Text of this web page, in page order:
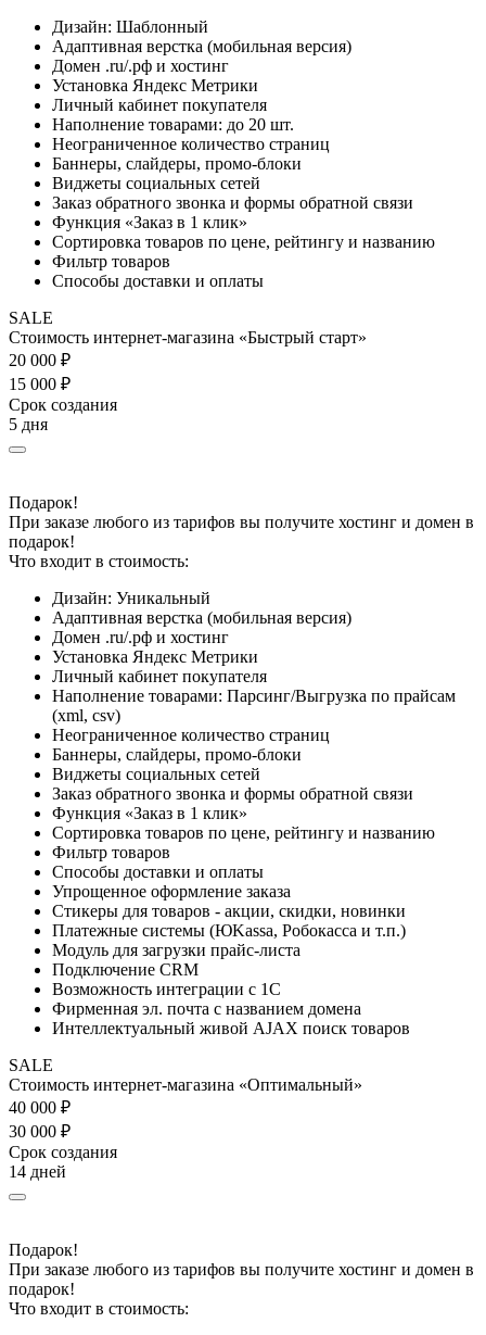
Дизайн: Шаблонный
Адаптивная верстка (мобильная версия)
Домен .ru/.рф и хостинг
Установка Яндекс Метрики
Личный кабинет покупателя
Наполнение товарами: до 20 шт.
Неограниченное количество страниц
Баннеры, слайдеры, промо-блоки
Виджеты социальных сетей
Заказ обратного звонка и формы обратной связи
Функция «Заказ в 1 клик»
Сортировка товаров по цене, рейтингу и названию
Фильтр товаров
Способы доставки и оплаты
SALE
Стоимость интернет-магазина «Быстрый старт»
20 000 ₽
15 000 ₽
Срок создания
5 дня
Подарок!
При заказе любого из тарифов вы получите хостинг и домен в
подарок!
Что входит в стоимость:
Дизайн: Уникальный
Адаптивная верстка (мобильная версия)
Домен .ru/.рф и хостинг
Установка Яндекс Метрики
Личный кабинет покупателя
Наполнение товарами: Парсинг/Выгрузка по прайсам
(xml, csv)
Неограниченное количество страниц
Баннеры, слайдеры, промо-блоки
Виджеты социальных сетей
Заказ обратного звонка и формы обратной связи
Функция «Заказ в 1 клик»
Сортировка товаров по цене, рейтингу и названию
Фильтр товаров
Способы доставки и оплаты
Упрощенное оформление заказа
Стикеры для товаров - акции, скидки, новинки
Платежные системы (ЮKassa, Робокасса и т.п.)
Модуль для загрузки прайс-листа
Подключение CRM
Возможность интеграции с 1С
Фирменная эл. почта с названием домена
Интеллектуальный живой AJAX поиск товаров
SALE
Стоимость интернет-магазина «Оптимальный»
40 000 ₽
30 000 ₽
Срок создания
14 дней
Подарок!
При заказе любого из тарифов вы получите хостинг и домен в
подарок!
Что входит в стоимость: